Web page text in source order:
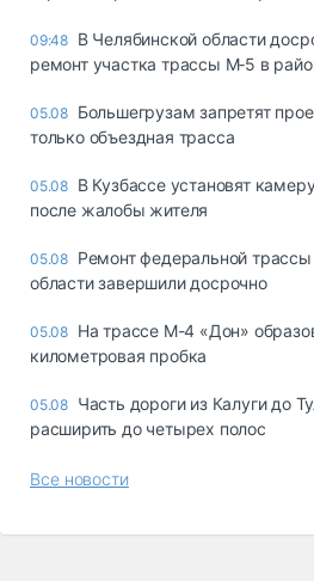
09:48 В Челябинской области
ремонт участка трассы М‑5 в
05.08 Большегрузам запретят
только объездная трасса
05.08 В Кузбассе установят
после жалобы жителя
05.08 Ремонт федеральной
области завершили досрочно
05.08 На трассе М-4 «Дон»
километровая пробка
05.08 Часть дороги из Калуги до
расширить до четырех полос
Все новости